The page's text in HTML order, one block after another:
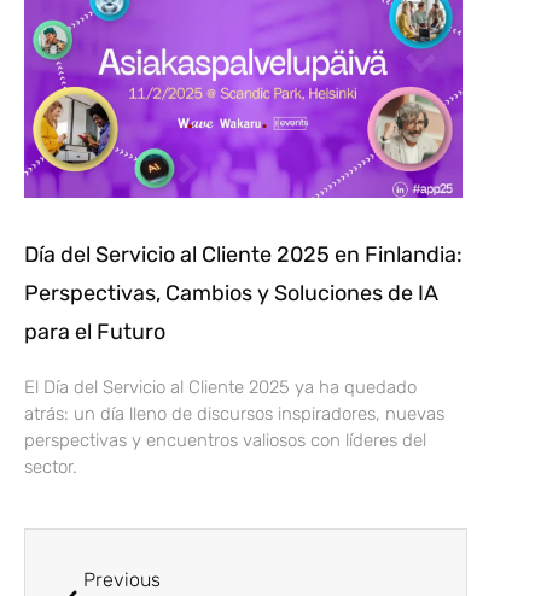
Día del Servicio al Cliente 2025 en Finlandia:
Perspectivas, Cambios y Soluciones de IA
para el Futuro
El Día del Servicio al Cliente 2025 ya ha quedado
atrás: un día lleno de discursos inspiradores, nuevas
perspectivas y encuentros valiosos con líderes del
sector.
Previous